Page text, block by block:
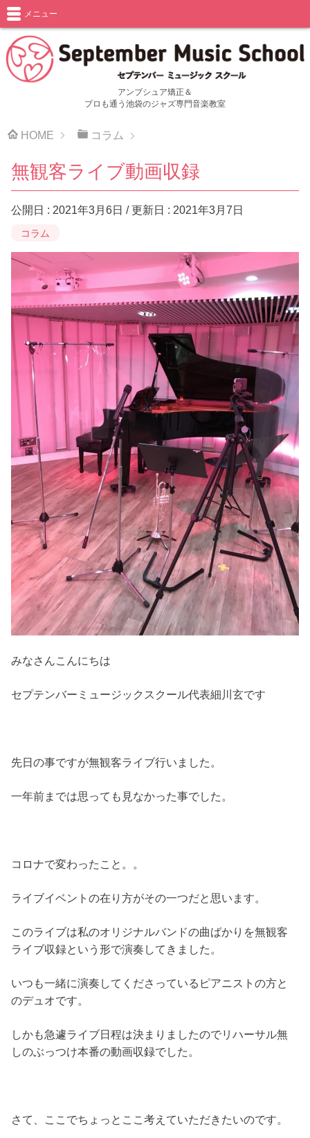
アンブシュア矯正＆
プロも通う池袋のジャズ専門音楽教室
メニュー
HOME コラム
無観客ライブ動画収録
公開日 : 2021年3月6日 / 更新日 : 2021年3月7日
コラム
みなさんこんにちは
セプテンバーミュージックスクール代表細川玄です
先日の事ですが無観客ライブ行いました。
一年前までは思っても見なかった事でした。
コロナで変わったこと。。
ライブイベントの在り方がその一つだと思います。
このライブは私のオリジナルバンドの曲ばかりを無観客
ライブ収録という形で演奏してきました。
いつも一緒に演奏してくださっているピアニストの方と
のデュオです。
しかも急遽ライブ日程は決まりましたのでリハーサル無
しのぶっつけ本番の動画収録でした。
さて、ここでちょっとここ考えていただきたいのです。